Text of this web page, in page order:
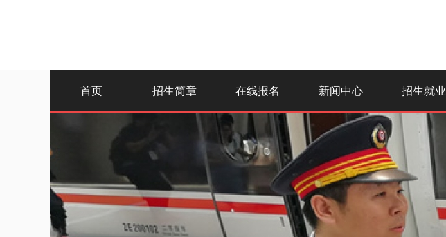
首页 招生简章 在线报名 新闻中心 招生就业